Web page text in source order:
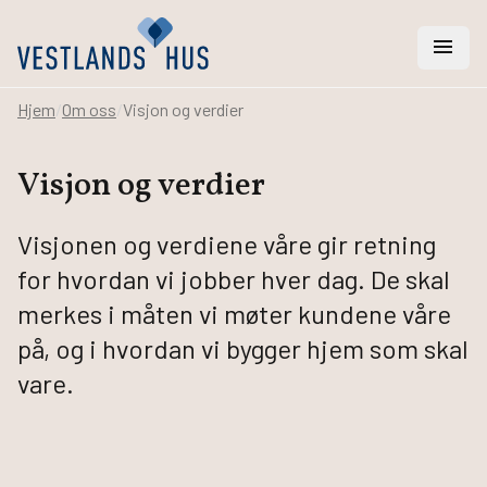
menu
Hus
Hytter
Rehabilitering
Arkitekt- og ingeniørtjenester
Hjem Om oss Visjon og verdier
Visjon og verdier
Visjonen og verdiene våre gir retning
for hvordan vi jobber hver dag. De skal
merkes i måten vi møter kundene våre
på, og i hvordan vi bygger hjem som skal
vare.